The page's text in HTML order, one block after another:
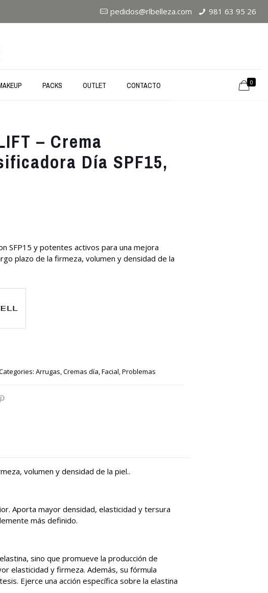
981 63 95 26
pedidos@rlbelleza.com
PACKS OUTLET CONTACTO 0
– Crema
Día SPF15,
SFP15 y potentes activos para una mejora
plazo de la firmeza, volumen y densidad de la
Arrugas,Cremas día,Facial,Problemas
volumen y densidad de la piel..
Aporta mayor densidad, elasticidad y tersura
más definido.
sino que promueve la producción de
elasticidad y firmeza. Además, su fórmula
Ejerce una acción específica sobre la elastina